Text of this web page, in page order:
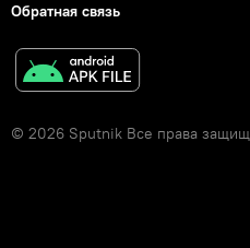
Обратная связь
© 2026 Sputnik Все права